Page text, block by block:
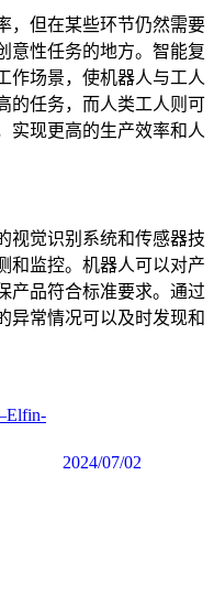
，但在某些环节仍然需要
意性任务的地方。智能复
作场景，使机器人与工人
的任务，而人类工人则可
实现更高的生产效率和人
视觉识别系统和传感器技
和监控。机器人可以对产
产品符合标准要求。通过
异常情况可以及时发现和
2024/07/02